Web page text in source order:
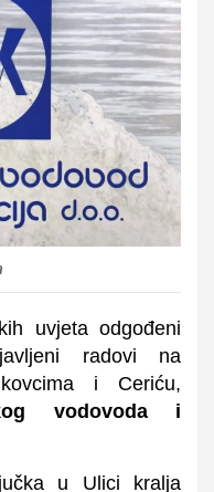
uvjeta odgođeni
radovi na
i Ceriću,
vodovoda i
u Ulici kralja